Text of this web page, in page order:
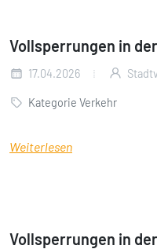
Vollsperrungen in der
17.04.2026
Kategorie Verkehr
Weiterlesen
Vollsperrungen in der